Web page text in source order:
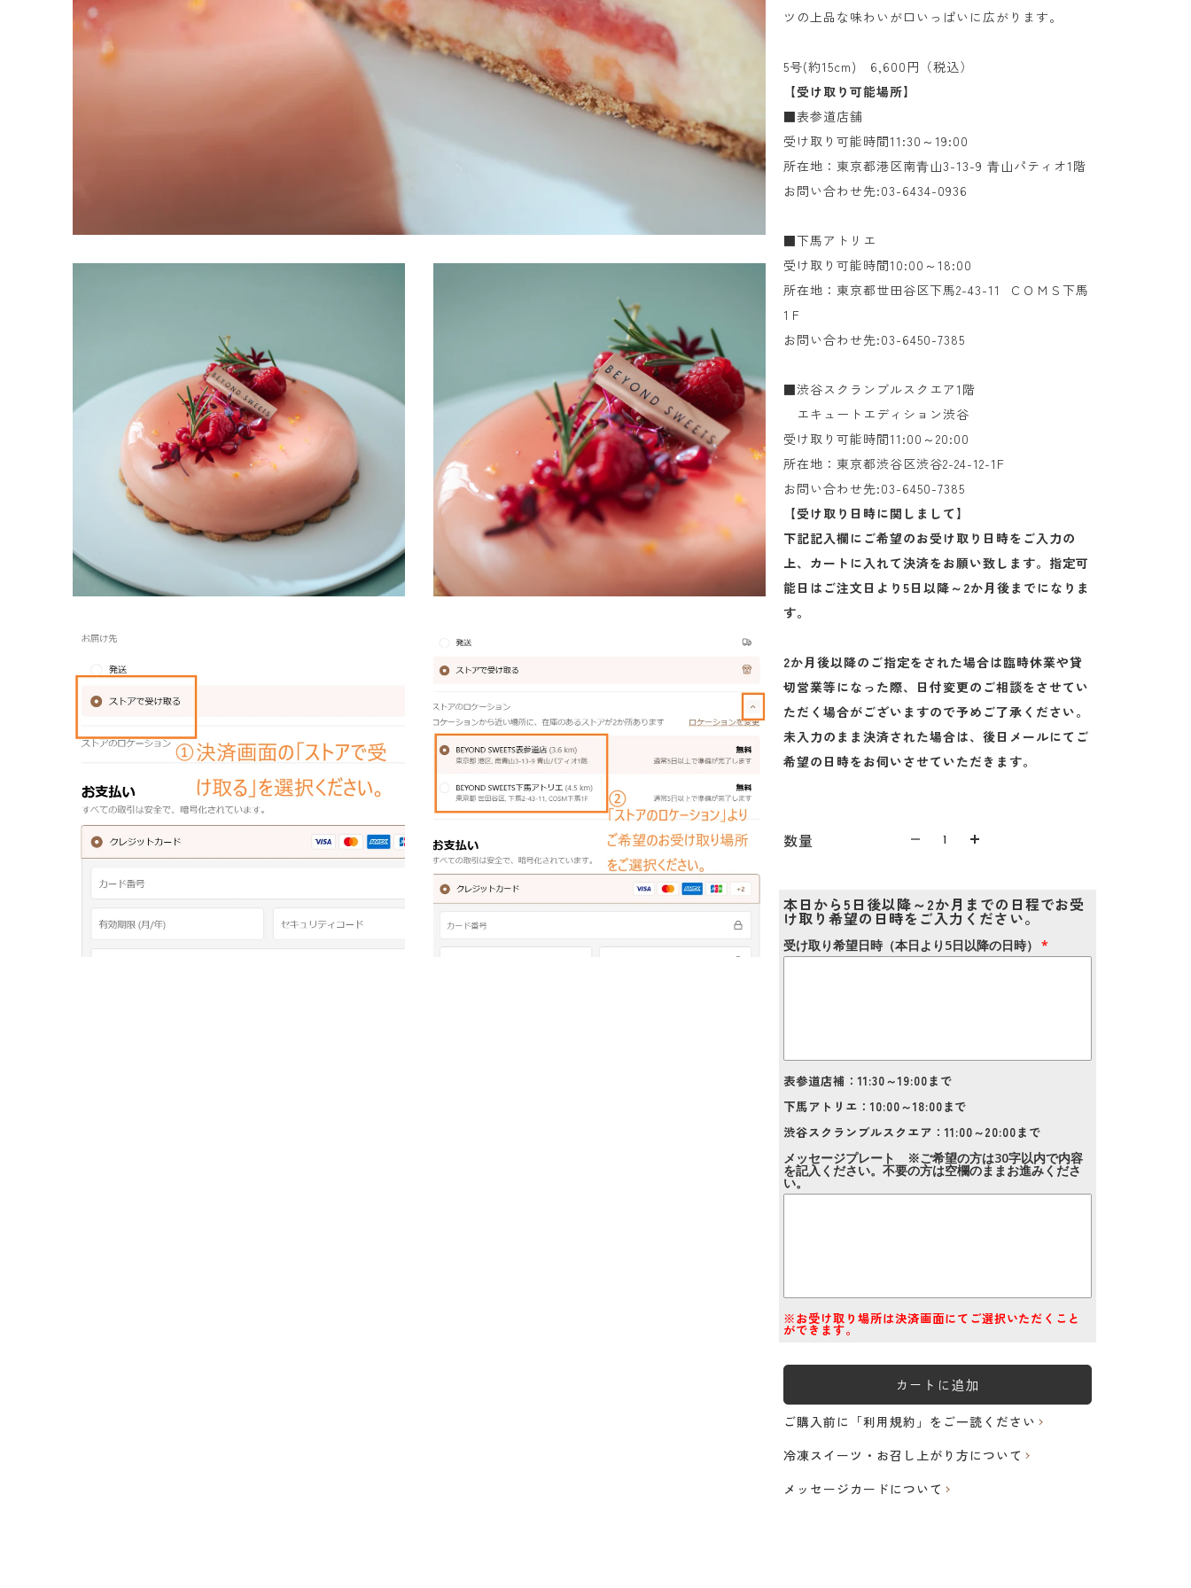
ツの上品な味わいが口いっぱいに広がります。
5号(約15cm) 6,600円（税込）
【受け取り可能場所】
■表参道店舗
受け取り可能時間11:30～19:00
所在地：東京都港区南⻘山3-13-9 ⻘山パティオ1階
お問い合わせ先:03-6434-0936
■下馬アトリエ
受け取り可能時間10:00～18:00
所在地：東京都世田谷区下馬2-43-11 ＣＯＭＳ下馬
1Ｆ
お問い合わせ先:03-6450-7385
■渋谷スクランブルスクエア1階
エキュートエディション渋谷
受け取り可能時間11:00～20:00
所在地：東京都渋谷区渋谷2-24-12-1F
お問い合わせ先:03-6450-7385
【受け取り日時に関しまして】
下記記入欄にご希望のお受け取り日時をご入力の
上、 カートに入れて決済をお願い致します。 指定可
能日はご注文日より5日以降～2か月後までになりま
す。
2か月後以降のご指定をされた場合は臨時休業や貸
切営業等になった際、日付変更のご相談をさせてい
ただく場合がございますので予めご了承ください。
未入力のまま決済された場合は、 後日メールにてご
希望の日時をお伺いさせていただきます。
数量 数量を減らす数量を減らす
本日から5日後以降～2か月までの日程でお受
け取り希望の日時をご入力ください。
受け取り希望日時（本日より5日以降の日時）
表参道店補：11:30～19:00まで
下馬アトリエ：10:00～18:00まで
渋谷スクランブルスクエア：11:00～20:00まで
メッセージプレート ※ご希望の方は30字以内で内容
を記入ください。不要の方は空欄のままお進みくださ
い。
※お受け取り場所は決済画面にてご選択いただくこと
ができます。
カートに追加
ご購入前に「利用規約」をご一読ください
冷凍スイーツ・お召し上がり方について
メッセージカードについて